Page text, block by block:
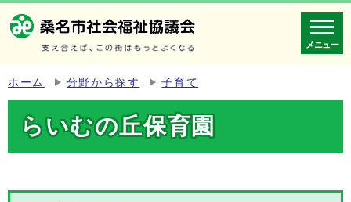
メニュー
ホーム 分野から探す 子育て
らいむの丘保育園